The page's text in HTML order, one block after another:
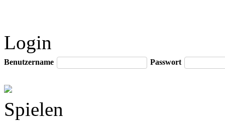
Login
Benutzername Passwort
Spielen